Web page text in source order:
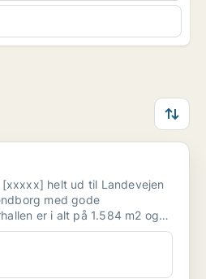
helt ud til Landevejen
med gode
er i alt på 1.584 m2 og